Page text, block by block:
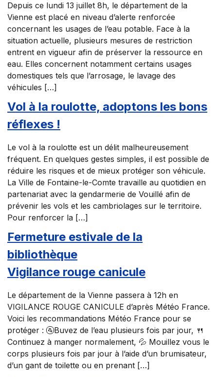
Depuis ce lundi 13 juillet 8h, le département de la
Vienne est placé en niveau d’alerte renforcée
concernant les usages de l’eau potable. Face à la
situation actuelle, plusieurs mesures de restriction
entrent en vigueur afin de préserver la ressource en
eau. Elles concernent notamment certains usages
domestiques tels que l’arrosage, le lavage des
véhicules […]
Vol à la roulotte, adoptons les bons
réflexes !
Le vol à la roulotte est un délit malheureusement
fréquent. En quelques gestes simples, il est possible de
réduire les risques et de mieux protéger son véhicule.
La Ville de Fontaine-le-Comte travaille au quotidien en
partenariat avec la gendarmerie de Vouillé afin de
prévenir les vols et les cambriolages sur le territoire.
Pour renforcer la […]
Fermeture estivale de la
bibliothèque
Vigilance rouge canicule
Le département de la Vienne passera à 12h en
VIGILANCE ROUGE CANICULE d’après Météo France.
Voici les recommandations Météo France pour se
protéger : 🚰Buvez de l’eau plusieurs fois par jour, 🍴
Continuez à manger normalement, 💦 Mouillez vous le
corps plusieurs fois par jour à l’aide d’un brumisateur,
d’un gant de toilette ou en prenant […]